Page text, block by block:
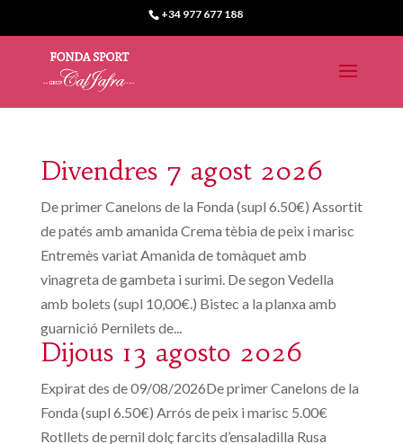
+34 977 677 188
Divendres 7 agost 2026
De primer Canelons de la Fonda (supl 6.50€) Assortit
de patés amb amanida Crema tèbia de peix i marisc
Entremès variat Amanida de tomàquet amb
vinagreta de gambeta i surimi. De segon Vedella
amb bolets (supl 10,00€.) Bistec a la planxa amb
guarnició Pernilets de...
Dijous 13 agosto 2026
Expirat des de 09/08/2026De primer Canelons de la
Fonda (supl 6.50€) Arrós de peix i marisc 5.00€
Rotllets de pernil dolç farcits d’ensaladilla Rusa